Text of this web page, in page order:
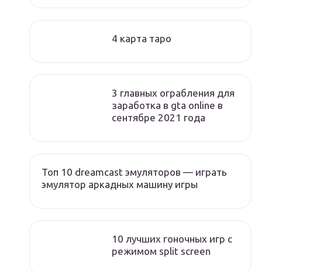
4 карта таро
3 главных ограбления для
заработка в gta online в
сентябре 2021 года
Топ 10 dreamcast эмуляторов — играть
эмулятор аркадных машину игры
10 лучших гоночных игр c
режимом split screen